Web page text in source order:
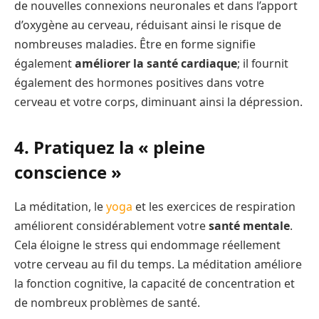
de nouvelles connexions neuronales et dans l’apport
d’oxygène au cerveau, réduisant ainsi le risque de
nombreuses maladies. Être en forme signifie
égalementaméliorer la santé cardiaque; il fournit
également des hormones positives dans votre
cerveau et votre corps, diminuant ainsi la dépression.
4. Pratiquez la « pleine
conscience »
La méditation, leyoga et les exercices de respiration
améliorent considérablement votresanté mentale.
Cela éloigne le stress qui endommage réellement
votre cerveau au fil du temps. La méditation améliore
la fonction cognitive, la capacité de concentration et
de nombreux problèmes de santé.